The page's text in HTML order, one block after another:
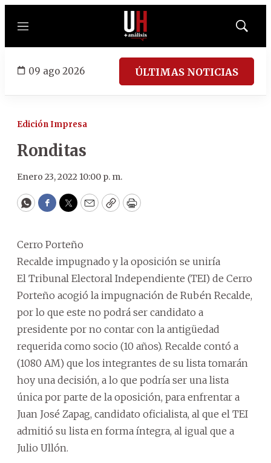
Menú
Mostrar
09 ago 2026 ÚLTIMAS NOTICIAS
Edición Impresa
Ronditas
Enero 23, 2022 10:00 p. m.
WhatsApp
Facebook
Twitter
EmailCopyPrint
Cerro Porteño
Recalde impugnado y la oposición se uniría
El Tribunal Electoral Independiente (TEI) de Cerro
Porteño acogió la impugnación de Rubén Recalde,
por lo que este no podrá ser candidato a
presidente por no contar con la antigüedad
requerida como socio (10 años). Recalde contó a
(1080 AM) que los integrantes de su lista tomarán
hoy una decisión, a lo que podría ser una lista
única por parte de la oposición, para enfrentar a
Juan José Zapag, candidato oficialista, al que el TEI
admitió su lista en forma íntegra, al igual que a
Julio Ullón.